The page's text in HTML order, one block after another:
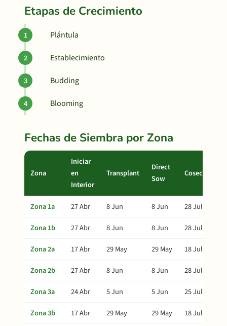
Etapas de Crecimiento
Plántula
Establecimiento
Budding
Blooming
Fechas de Siembra por Zona
Zona
Iniciar
en
Interior
Transplant
Direct
Sow
Cosecha
Zona 1a 27 Abr 8 Jun 8 Jun
28 Jul
Zona 1b
27 Abr 8 Jun 8 Jun
28 Jul
Zona 2a
17 Abr 29 May 29 May
18 Jul
Zona 2b
27 Abr 8 Jun 8 Jun
28 Jul
Zona 3a
24 Abr 5 Jun 5 Jun
25 Jul
Zona 3b
17 Abr 29 May 29 May
18 Jul